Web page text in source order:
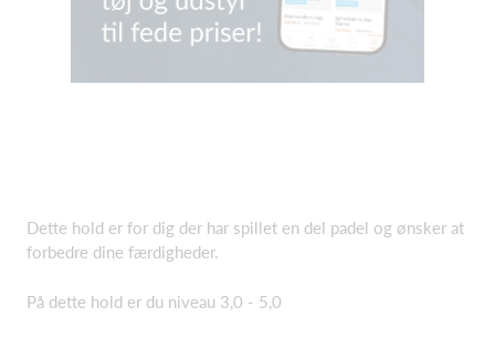
Dette hold er for dig der har spillet en del padel og ønsker at
forbedre dine færdigheder.
På dette hold er du niveau 3,0 - 5,0